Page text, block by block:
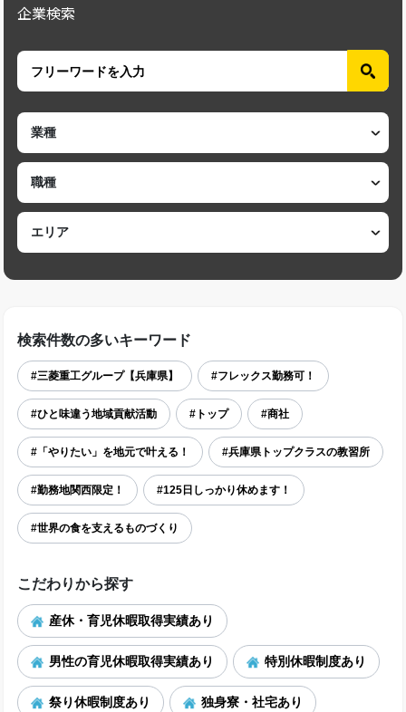
企業検索
検索件数の多いキーワード
#三菱重工グループ【兵庫県】 #フレックス勤務可！
#ひと味違う地域貢献活動 #トップ #商社
#「やりたい」を地元で叶える！ #兵庫県トップクラスの教習所
#勤務地関西限定！ #125日しっかり休めます！
#世界の食を支えるものづくり
こだわりから探す
産休・育児休暇取得実績あり
男性の育児休暇取得実績あり 特別休暇制度あり
祭り休暇制度あり 独身寮・社宅あり